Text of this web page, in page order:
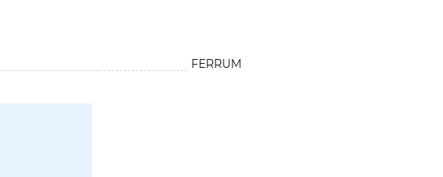
FERRUM